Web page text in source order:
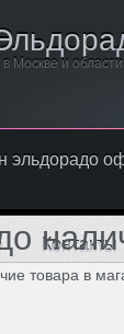
Москве и области
эльдорадо
Контакты
Написать нам